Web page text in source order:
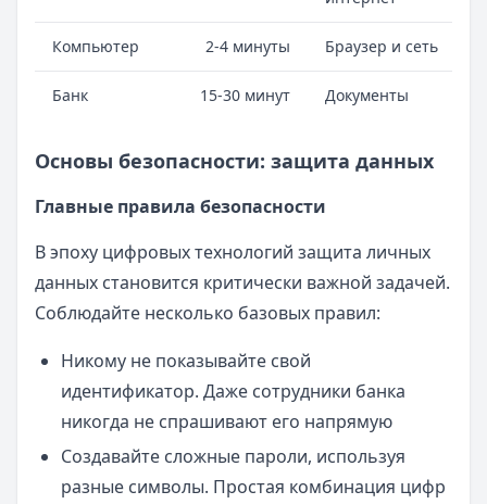
Компьютер 2-4 минуты Браузер и сеть
Банк 15-30 минут Документы
Основы безопасности: защита данных
Главные правила безопасности
В эпоху цифровых технологий защита личных
данных становится критически важной задачей.
Соблюдайте несколько базовых правил:
Никому не показывайте свой
идентификатор. Даже сотрудники банка
никогда не спрашивают его напрямую
Создавайте сложные пароли, используя
разные символы. Простая комбинация цифр